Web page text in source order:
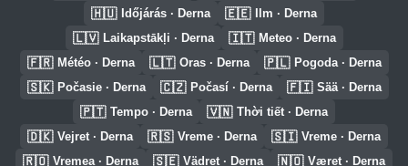
🇭🇺 Időjárás · Derna 🇪🇪 Ilm · Derna
🇱🇻 Laikapstākļi · Derna 🇮🇹 Meteo · Derna
🇫🇷 Météo · Derna 🇱🇹 Oras · Derna 🇵🇱 Pogoda · Derna
🇸🇰 Počasie · Derna 🇨🇿 Počasí · Derna 🇫🇮 Sää · Derna
🇵🇹 Tempo · Derna 🇻🇳 Thời tiết · Derna
🇩🇰 Vejret · Derna 🇷🇸 Vreme · Derna 🇸🇮 Vreme · Derna
🇷🇴 Vremea · Derna 🇸🇪 Vädret · Derna 🇳🇴 Været · Derna